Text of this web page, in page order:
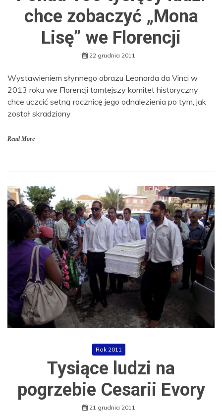
chce zobaczyć „Mona
Lisę” we Florencji
22 grudnia 2011
Wystawieniem słynnego obrazu Leonarda da Vinci w
2013 roku we Florencji tamtejszy komitet historyczny
chce uczcić setną rocznicę jego odnalezienia po tym, jak
został skradziony
Read More
Rok 2011
Tysiące ludzi na
pogrzebie Cesarii Evory
21 grudnia 2011